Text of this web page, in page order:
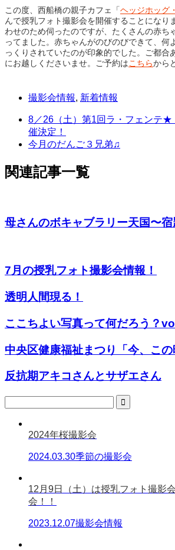
この度、西船橋の親子カフェ「ヘッジホッグ
んで授乳フォト撮影会を開催することになり
わせのため伺ったのですが、たくさんの赤ち
ってました。赤ちゃんがのびのびできて、何
っくりされていたのが印象的でした。ご都合
にお越しくださいませ。ご予約はこちらから
撮影会情報, 新着情報
8／26（土）第1回ラ・フェンテ★
催決定！
今月のだんご３兄弟♫
関連記事一覧
母さんのボキャブラリー天国〜
7月の授乳フォト撮影会情報！
透明人間現る！
ここちよい写真って何だろう？
中央区健康福祉まつり「今、こ
反抗期アキコさんとサザエさん
2024年桜撮影会
2024.03.30季節の撮影会
12月9日（土）は授乳フォト撮影
会！！
2023.12.07撮影会情報